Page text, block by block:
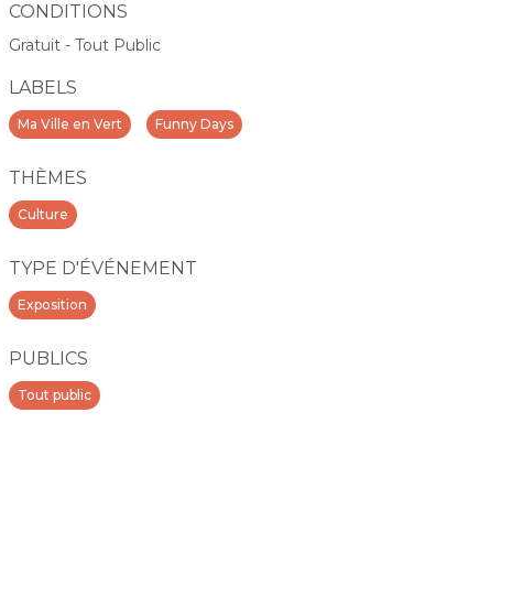
CONDITIONS
Gratuit - Tout Public
LABELS
Ma Ville en Vert Funny Days
THÈMES
Culture
TYPE D'ÉVÉNEMENT
Exposition
PUBLICS
Tout public